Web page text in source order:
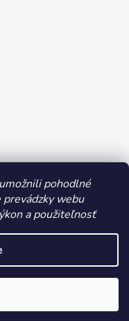
pohodlné
prevádzky webu
a použiteľnosť
- 6. 8. 2026.
podmienky
cookies